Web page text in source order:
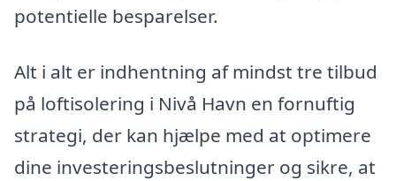
potentielle besparelser.
Alt i alt er indhentning af mindst tre tilbud
på loftisolering i Nivå Havn en fornuftig
strategi, der kan hjælpe med at optimere
dine investeringsbeslutninger og sikre, at